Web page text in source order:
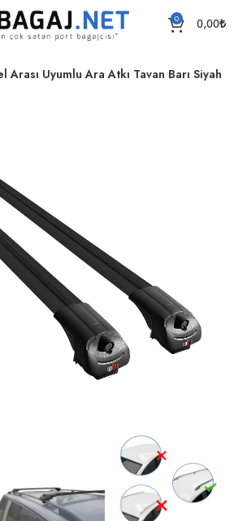
0 0,00₺
Uyumlu Ara Atkı Tavan Barı Siyah